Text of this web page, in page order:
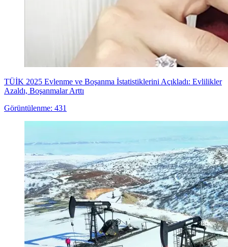
TÜİK 2025 Evlenme ve Boşanma İstatistiklerini Açıkladı: Evlilikler
Azaldı, Boşanmalar Arttı
Görüntülenme: 431